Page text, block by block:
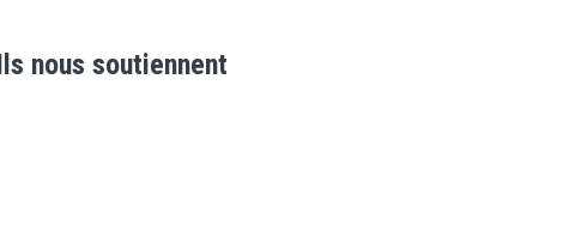
nous soutiennent